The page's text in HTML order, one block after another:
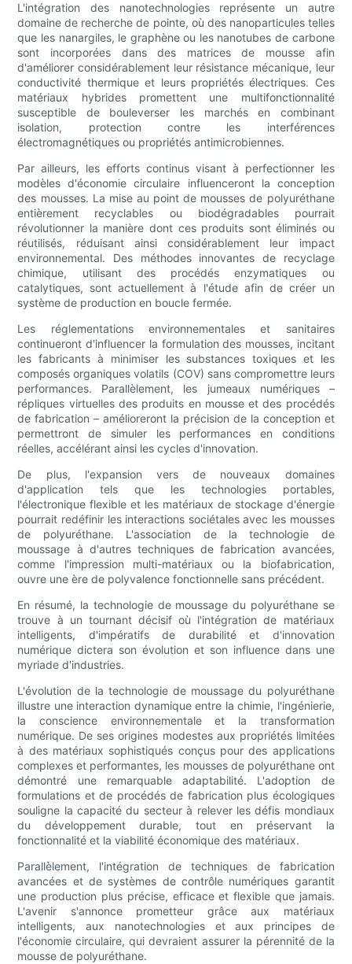
L'intégration des nanotechnologies représente un autre
domaine de recherche de pointe, où des nanoparticules telles
que les nanargiles, le graphène ou les nanotubes de carbone
sont incorporées dans des matrices de mousse afin
d'améliorer considérablement leur résistance mécanique, leur
conductivité thermique et leurs propriétés électriques. Ces
matériaux hybrides promettent une multifonctionnalité
susceptible de bouleverser les marchés en combinant
isolation, protection contre les interférences
électromagnétiques ou propriétés antimicrobiennes.
Par ailleurs, les efforts continus visant à perfectionner les
modèles d'économie circulaire influenceront la conception
des mousses. La mise au point de mousses de polyuréthane
entièrement recyclables ou biodégradables pourrait
révolutionner la manière dont ces produits sont éliminés ou
réutilisés, réduisant ainsi considérablement leur impact
environnemental. Des méthodes innovantes de recyclage
chimique, utilisant des procédés enzymatiques ou
catalytiques, sont actuellement à l'étude afin de créer un
système de production en boucle fermée.
Les réglementations environnementales et sanitaires
continueront d'influencer la formulation des mousses, incitant
les fabricants à minimiser les substances toxiques et les
composés organiques volatils (COV) sans compromettre leurs
performances. Parallèlement, les jumeaux numériques –
répliques virtuelles des produits en mousse et des procédés
de fabrication – amélioreront la précision de la conception et
permettront de simuler les performances en conditions
réelles, accélérant ainsi les cycles d'innovation.
De plus, l'expansion vers de nouveaux domaines
d'application tels que les technologies portables,
l'électronique flexible et les matériaux de stockage d'énergie
pourrait redéfinir les interactions sociétales avec les mousses
de polyuréthane. L'association de la technologie de
moussage à d'autres techniques de fabrication avancées,
comme l'impression multi-matériaux ou la biofabrication,
ouvre une ère de polyvalence fonctionnelle sans précédent.
En résumé, la technologie de moussage du polyuréthane se
trouve à un tournant décisif où l'intégration de matériaux
intelligents, d'impératifs de durabilité et d'innovation
numérique dictera son évolution et son influence dans une
myriade d'industries.
L'évolution de la technologie de moussage du polyuréthane
illustre une interaction dynamique entre la chimie, l'ingénierie,
la conscience environnementale et la transformation
numérique. De ses origines modestes aux propriétés limitées
à des matériaux sophistiqués conçus pour des applications
complexes et performantes, les mousses de polyuréthane ont
démontré une remarquable adaptabilité. L'adoption de
formulations et de procédés de fabrication plus écologiques
souligne la capacité du secteur à relever les défis mondiaux
du développement durable, tout en préservant la
fonctionnalité et la viabilité économique des matériaux.
Parallèlement, l'intégration de techniques de fabrication
avancées et de systèmes de contrôle numériques garantit
une production plus précise, efficace et flexible que jamais.
L'avenir s'annonce prometteur grâce aux matériaux
intelligents, aux nanotechnologies et aux principes de
l'économie circulaire, qui devraient assurer la pérennité de la
mousse de polyuréthane.